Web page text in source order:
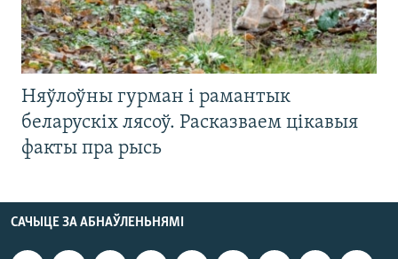
Няўлоўны гурман і рамантык
беларускіх лясоў. Расказваем цікавыя
факты пра рысь
САЧЫЦЕ ЗА АБНАЎЛЕНЬНЯМІ